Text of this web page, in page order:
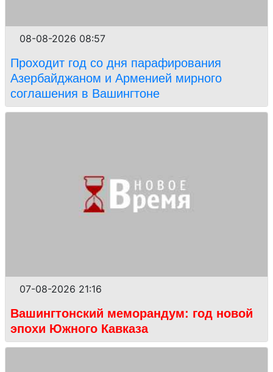
08-08-2026 08:57
Проходит год со дня парафирования
Азербайджаном и Арменией мирного
соглашения в Вашингтоне
07-08-2026 21:16
Вашингтонский меморандум: год новой
эпохи Южного Кавказа